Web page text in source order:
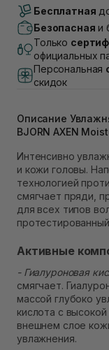
В наличии
Самовывоз
Самовывоз
1В (Duck's
Самовывоз
В наличии
В наличии
Самовывоз
Экватор)
В наличии
Бесплатная
Безопасная и
Только
официальных
Персональная
скидок
Описание
BJORN AXEN
Интенсивно
и кожи головы.
технологией
смягчает пряди,
для всех типов
Активные
- Гиалуроновая
смягчает.
массой глубоко
кислота с
внешнем слое
увлажнения.